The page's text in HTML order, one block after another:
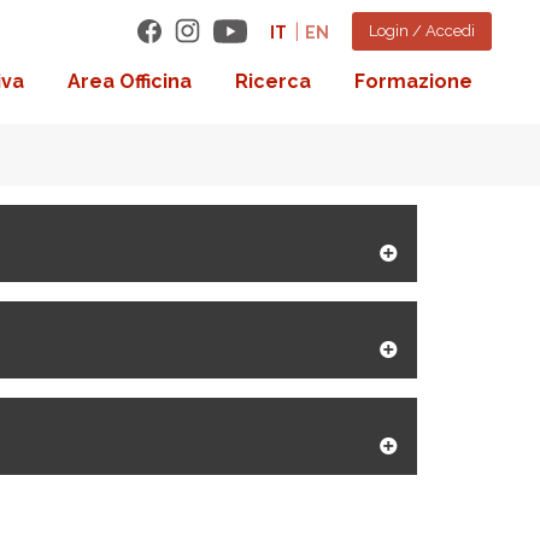
IT EN Login / Accedi
Area Officina Ricerca Formazione